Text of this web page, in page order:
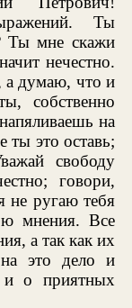
Ты
Ты мне скажи
нечестно.
а думаю, что и
собственно
на
ты это оставь;
свободу
говори,
не ругаю тебя
мнения. Все
а так как их
это дело и
и о приятных